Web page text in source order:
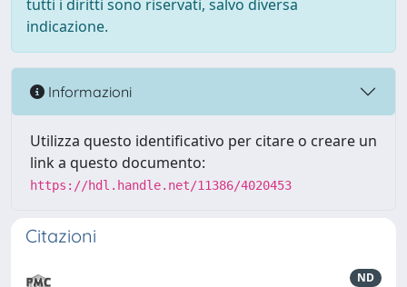
tutti i diritti sono riservati, salvo diversa
indicazione.
Informazioni
Utilizza questo identificativo per citare o creare un
link a questo documento:
https://hdl.handle.net/11386/4020453
Citazioni
ND